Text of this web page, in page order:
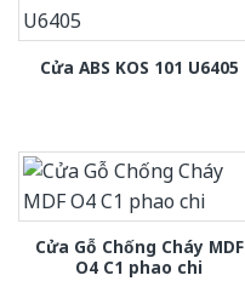
Cửa ABS KOS 101 U6405
Cửa Gỗ Chống Cháy MDF
O4 C1 phao chi